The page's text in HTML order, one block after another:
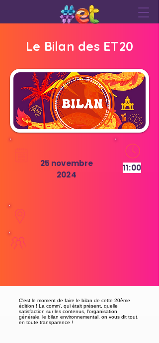
Le Bilan des ET20
25 novembre
2024
11:00
C'est le moment de faire le bilan de cette 20ème
édition ! La comm', qui était présent, quelle
satisfaction sur les contenus, l'organisation
générale, le bilan environnemental, on vous dit tout,
en toute transparence !